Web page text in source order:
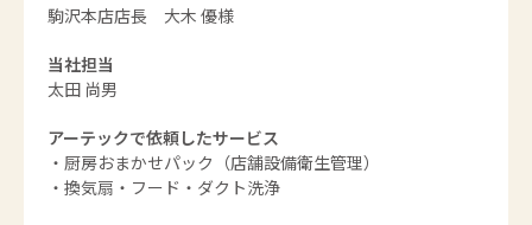
駒沢本店店長 大木 優様
当社担当
太田 尚男
アーテックで依頼したサービス
・ 厨房おまかせパック（店舗設備衛生管理）
・ 換気扇・フード・ダクト洗浄